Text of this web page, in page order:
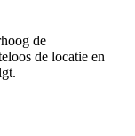
de
de locatie en